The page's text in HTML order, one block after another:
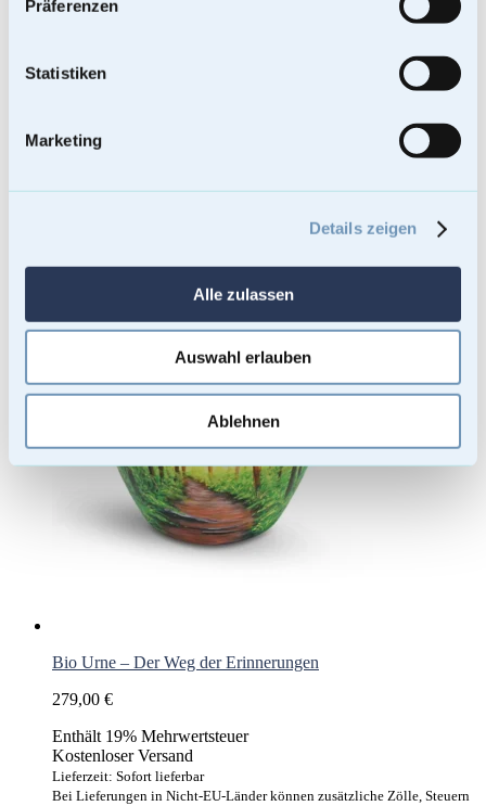
Präferenzen
Statistiken
Marketing
Details zeigen
Alle zulassen
Auswahl erlauben
Ablehnen
Lieferzeit: Sofort lieferbar
Bei Lieferungen in Nicht-EU-Länder können zusätzliche Zölle, Steuern
Bio Urne – Der Weg der Erinnerungen
279,00 €
Enthält 19% Mehrwertsteuer
Kostenloser Versand
Lieferzeit: Sofort lieferbar
Bei Lieferungen in Nicht-EU-Länder können zusätzliche Zölle, Steuern